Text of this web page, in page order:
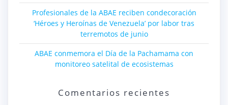
Profesionales de la ABAE reciben condecoración
‘Héroes y Heroínas de Venezuela’ por labor tras
terremotos de junio
ABAE conmemora el Día de la Pachamama con
monitoreo satelital de ecosistemas
Comentarios recientes